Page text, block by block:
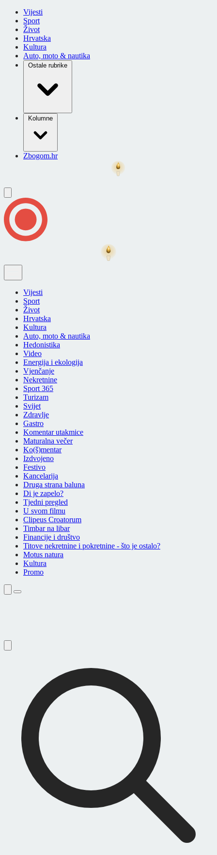
Vijesti
Sport
Život
Hrvatska
Kultura
Auto, moto & nautika
Ostale rubrike
Kolumne
Zbogom.hr
Vijesti
Sport
Život
Hrvatska
Kultura
Auto, moto & nautika
Hedonistika
Video
Energija i ekologija
Vjenčanje
Nekretnine
Sport 365
Turizam
Svijet
Zdravlje
Gastro
Komentar utakmice
Maturalna večer
Ko(š)mentar
Izdvojeno
Festivo
Kancelarija
Druga strana baluna
Di je zapelo?
Tjedni pregled
U svom filmu
Clipeus Croatorum
Timbar na libar
Financije i društvo
Titove nekretnine i pokretnine - što je ostalo?
Motus natura
Kultura
Promo